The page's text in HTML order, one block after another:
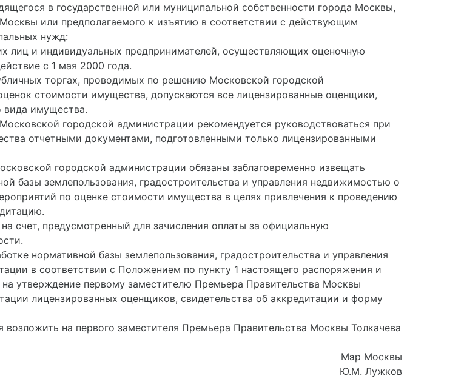
в государственной или муниципальной собственности города Москвы,
или предполагаемого к изъятию в соответствии с действующим
нужд:
лиц и индивидуальных предпринимателей, осуществляющих оценочную
с 1 мая 2000 года.
торгах, проводимых по решению Московской городской
стоимости имущества, допускаются все лицензированные оценщики,
вида имущества.
городской администрации рекомендуется руководствоваться при
отчетными документами, подготовленными только лицензированными
городской администрации обязаны заблаговременно извещать
базы землепользования, градостроительства и управления недвижимостью о
по оценке стоимости имущества в целях привлечения к проведению
счет, предусмотренный для зачисления оплаты за официальную
нормативной базы землепользования, градостроительства и управления
в соответствии с Положением по пункту 1 настоящего распоряжения и
утверждение первому заместителю Премьера Правительства Москвы
лицензированных оценщиков, свидетельства об аккредитации и форму
на первого заместителя Премьера Правительства Москвы Толкачева
Мэр Москвы
Ю.М. Лужков